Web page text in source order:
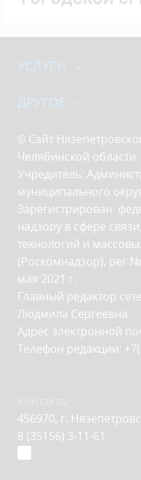
УСЛУГИ
ДРУГОЕ
© Сайт
Челябинской области
Учредитель:
муниципального
Зарегистрирован
надзору в сфере
технологий и
(Роскомнадзор), рег
мая 2021 г.
Главный редактор
Людмила Сергеевна
Адрес электронной
Телефон редакции:
456970, г.
8 (35156) 3-11-61